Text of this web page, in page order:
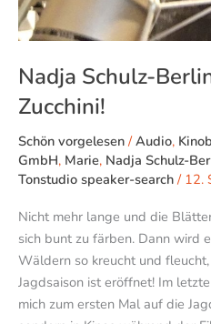
Nadja Schulz-
Zucchini!
Schön vorgelesen /Audio,
GmbH, Marie, Nadja Schulz-
Tonstudio speaker-search / 12.
Nicht mehr lange und die
sich bunt zu färben. Dann wird
Wäldern so kreucht und
Jagdsaison ist eröffnet! Im
mich zum ersten Mal auf die